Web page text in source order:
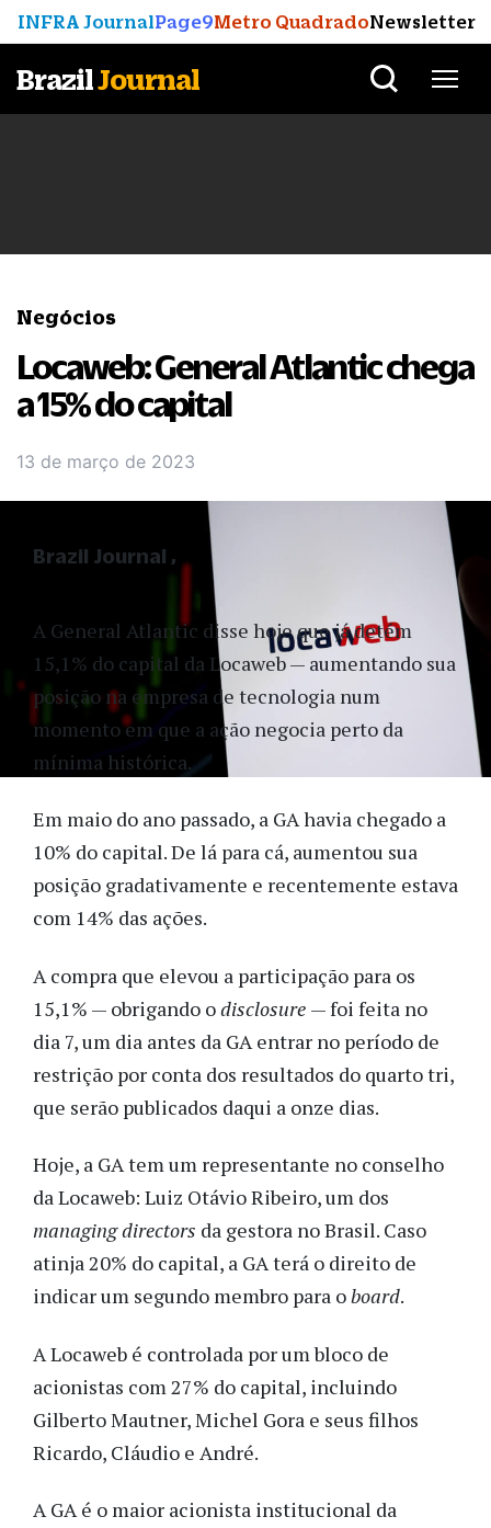
INFRA JournalPage9Metro QuadradoNewsletter
BrazilJournal
Negócios
Locaweb: General Atlantic chega
a 15% do capital
13 de março de 2023
A General Atlantic disse hoje que já detém
15,1% do capital da Locaweb — aumentando sua
posição na empresa de tecnologia num
momento em que a ação negocia perto da
mínima histórica.
Em maio do ano passado, a GA havia chegado a
10% do capital. De lá para cá, aumentou sua
posição gradativamente e recentemente estava
com 14% das ações.
A compra que elevou a participação para os
15,1% — obrigando odisclosure — foi feita no
dia 7, um dia antes da GA entrar no período de
restrição por conta dos resultados do quarto tri,
que serão publicados daqui a onze dias.
Hoje, a GA tem um representante no conselho
da Locaweb: Luiz Otávio Ribeiro, um dos
managing directors da gestora no Brasil. Caso
atinja 20% do capital, a GA terá o direito de
indicar um segundo membro para oboard.
A Locaweb é controlada por um bloco de
acionistas com 27% do capital, incluindo
Gilberto Mautner, Michel Gora e seus filhos
Ricardo, Cláudio e André.
A GA é o maior acionista institucional da
Brazil Journal